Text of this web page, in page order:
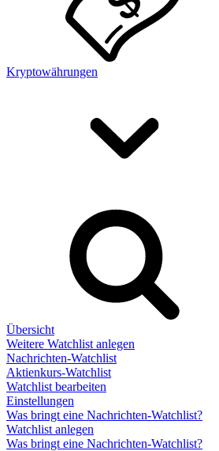
Kryptowährungen
Übersicht
Weitere Watchlist anlegen
Nachrichten-Watchlist
Aktienkurs-Watchlist
Watchlist bearbeiten
Einstellungen
Was bringt eine Nachrichten-Watchlist?
Watchlist anlegen
Was bringt eine Nachrichten-Watchlist?